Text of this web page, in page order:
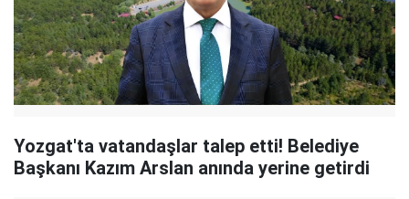
Yozgat'ta vatandaşlar talep etti! Belediye
Başkanı Kazım Arslan anında yerine getirdi